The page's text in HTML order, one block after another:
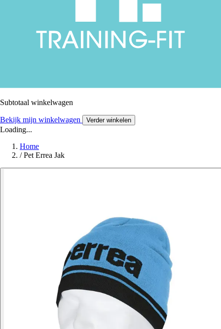
Subtotaal winkelwagen
Bekijk mijn winkelwagen Verder winkelen
Loading...
Home
/ Pet Errea Jak